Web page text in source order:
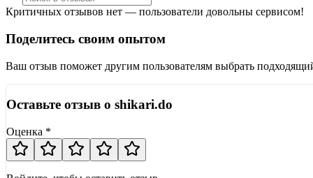
Критичных отзывов нет — пользователи довольны сервисом!
Поделитесь своим опытом
Ваш отзыв поможет другим пользователям выбрать
Оставьте отзыв о shikari.do
Оценка *